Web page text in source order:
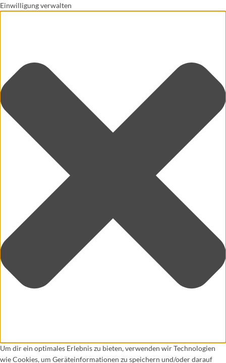
Einwilligung verwalten
Um dir ein optimales Erlebnis zu bieten, verwenden wir Technologien
wie Cookies, um Geräteinformationen zu speichern und/oder darauf